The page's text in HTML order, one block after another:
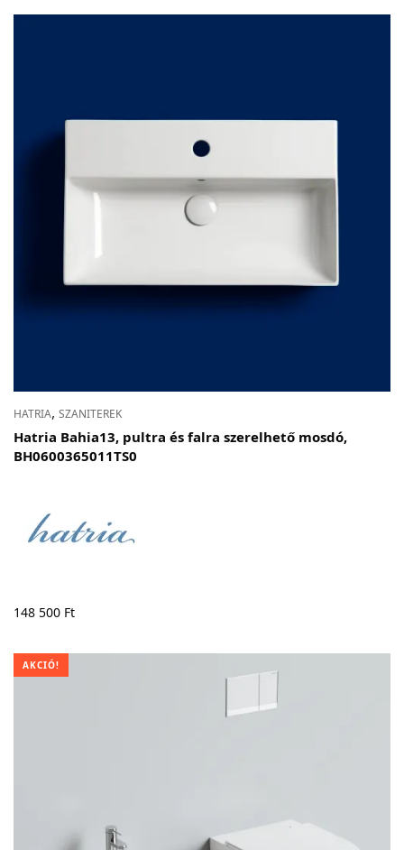
HATRIA, SZANITEREK
Hatria Bahia13, pultra és falra szerelhető mosdó,
BH0600365011TS0
148 500 Ft
AKCIÓ!